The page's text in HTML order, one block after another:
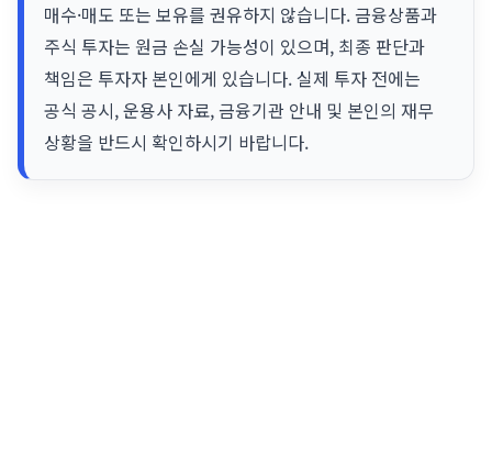
매수·매도 또는 보유를 권유하지 않습니다. 금융상품과
주식 투자는 원금 손실 가능성이 있으며, 최종 판단과
책임은 투자자 본인에게 있습니다. 실제 투자 전에는
공식 공시, 운용사 자료, 금융기관 안내 및 본인의 재무
상황을 반드시 확인하시기 바랍니다.